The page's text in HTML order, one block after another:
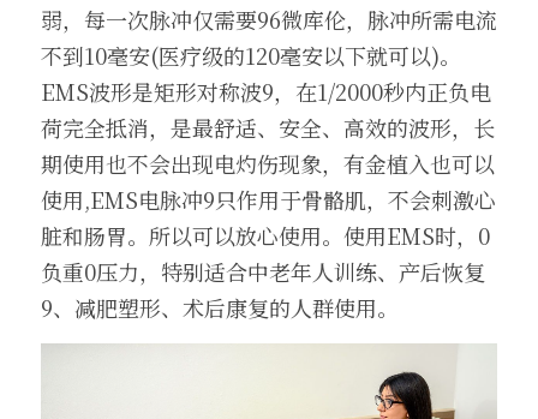
弱，每一次脉冲仅需要96微库伦，脉冲所需电流
不到10毫安(医疗级的120毫安以下就可以)。
EMS波形是矩形对称波9，在1/2000秒内正负电
荷完全抵消，是最舒适、安全、高效的波形，长
期使用也不会出现电灼伤现象，有金植入也可以
使用,EMS电脉冲9只作用于骨骼肌，不会刺激心
脏和肠胃。所以可以放心使用。使用EMS时，0
负重0压力，特别适合中老年人训练、产后恢复
9、减肥塑形、术后康复的人群使用。